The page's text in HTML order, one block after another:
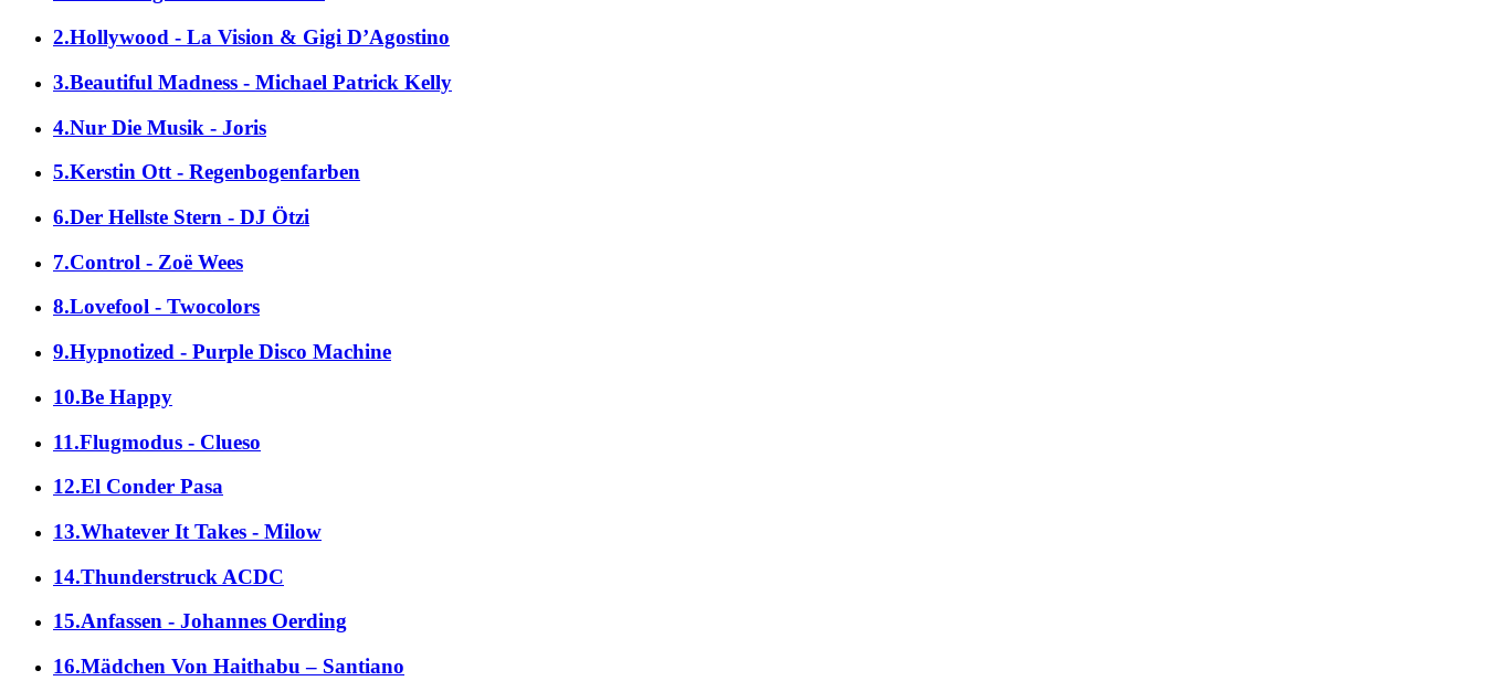
2.Hollywood - La Vision & Gigi D’Agostino
3.Beautiful Madness - Michael Patrick Kelly
4.Nur Die Musik - Joris
5.Kerstin Ott - Regenbogenfarben
6.Der Hellste Stern - DJ Ötzi
7.Control - Zoë Wees
8.Lovefool - Twocolors
9.Hypnotized - Purple Disco Machine
10.Be Happy
11.Flugmodus - Clueso
12.El Conder Pasa
13.Whatever It Takes - Milow
14.Thunderstruck ACDC
15.Anfassen - Johannes Oerding
16.Mädchen Von Haithabu – Santiano